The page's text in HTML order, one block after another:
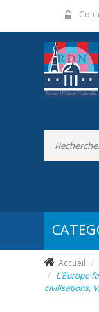
Accueil
L’Europe
civilisations,